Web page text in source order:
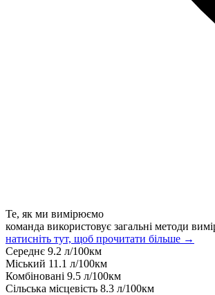
Те, як ми вимірюємо
команда використовує загальні методи
натисніть тут, щоб прочитати більше →
Середнє 9.2 л/100км
Міський 11.1 л/100км
Комбіновані 9.5 л/100км
Сільська місцевість 8.3 л/100км